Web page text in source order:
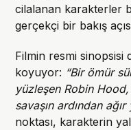
cilalanan karakterler
gerçekçi bir bakış
Filmin resmi sinopsisi
koyuyor: “Bir ömür
yüzleşen Robin
savaşın ardından ağır
noktası, karakterin